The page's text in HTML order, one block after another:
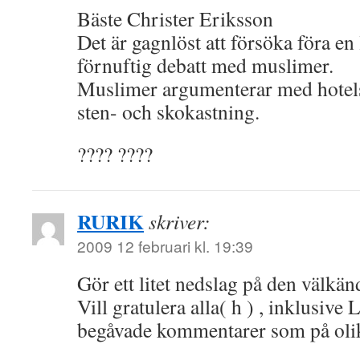
Bäste Christer Eriksson
Det är gagnlöst att försöka föra
förnuftig debatt med muslimer.
Muslimer argumenterar med
sten- och skokastning.
???? ????
RURIKskriver:
2009 12 februari kl. 19:39
Gör ett litet nedslag på den
Vill gratulera alla( h ) , inklusive
begåvade kommentarer som på